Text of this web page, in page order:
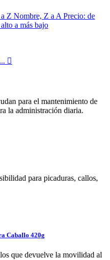
Z Nombre, Z a APrecio: de
a más bajo

para el mantenimiento de
la administración diaria.
para picaduras, callos,
Caballo 420g
que devuelve la movilidad al